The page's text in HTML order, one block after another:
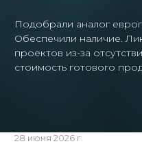
Химия для строительных
Подобрали аналог
Обеспечили наличие.
проектов из-за
стоимость готового
28 июня 2026 г.